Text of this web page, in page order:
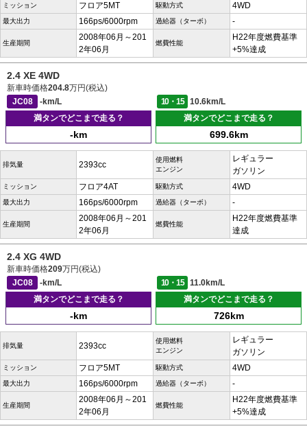
ミッション フロア5MT 駆動方式 4WD
最大出力 166ps/6000rpm 過給器（ターボ） -
生産期間
2008年06月～201
2年06月
燃費性能
H22年度燃費基準
+5%達成
2.4 XE 4WD
新車時価格204.8万円(税込)
JC08
-km/L 10・15
10.6km/L
満タンでどこまで走る？
-km
満タンでどこまで走る？
699.6km
排気量 2393cc
使用燃料
エンジン
レギュラー
ガソリン
ミッション フロア4AT 駆動方式 4WD
最大出力 166ps/6000rpm 過給器（ターボ） -
生産期間
2008年06月～201
2年06月
燃費性能
H22年度燃費基準
達成
2.4 XG 4WD
新車時価格209万円(税込)
JC08
-km/L 10・15
11.0km/L
満タンでどこまで走る？
-km
満タンでどこまで走る？
726km
排気量 2393cc
使用燃料
エンジン
レギュラー
ガソリン
ミッション フロア5MT 駆動方式 4WD
最大出力 166ps/6000rpm 過給器（ターボ） -
生産期間
2008年06月～201
2年06月
燃費性能
H22年度燃費基準
+5%達成